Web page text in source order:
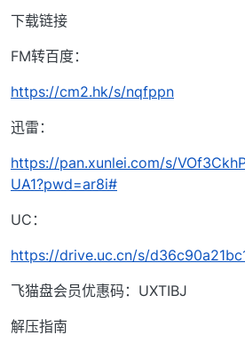
下载链接
FM转百度：
https://cm2.hk/s/nqfppn
迅雷：
https://pan.xunlei.com/s/
UA1?pwd=ar8i#
UC：
https://drive.uc.cn/s/
飞猫盘会员优惠码：UXTIBJ
解压指南